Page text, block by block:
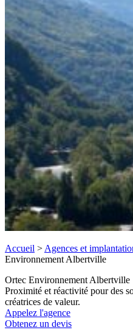
Accueil > Agences et
Environnement Albertville
Ortec Environnement Albertville
Proximité et réactivité pour des
créatrices de valeur.
Appelez l'agence
Obtenez un devis